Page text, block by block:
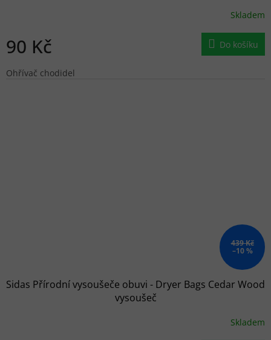
Skladem
90 Kč Do košíku
Ohřívač chodidel
439 Kč
–10 %
Sidas Přírodní vysoušeče obuvi - Dryer Bags Cedar Wood
vysoušeč
Skladem